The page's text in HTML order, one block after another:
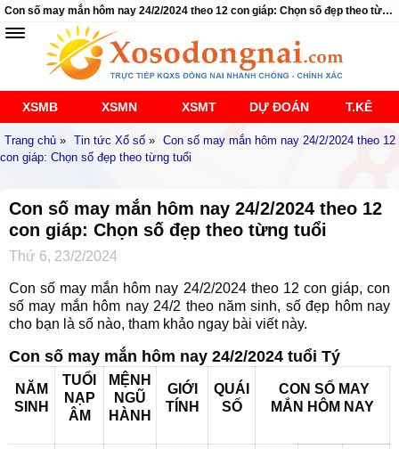
Con số may mắn hôm nay 24/2/2024 theo 12 con giáp: Chọn số đẹp theo từng tuổi
XSMB XSMN XSMT DỰ ĐOÁN T.KÊ
Trang chủ » Tin tức Xổ số » Con số may mắn hôm nay 24/2/2024 theo 12
con giáp: Chọn số đẹp theo từng tuổi
Con số may mắn hôm nay 24/2/2024 theo 12
con giáp: Chọn số đẹp theo từng tuổi
Thứ 6, 23/2/2024
Con số may mắn hôm nay 24/2/2024 theo 12 con giáp, con
số may mắn hôm nay 24/2 theo năm sinh, số đẹp hôm nay
cho bạn là số nào, tham khảo ngay bài viết này.
Con số may mắn hôm nay 24/2/2024 tuổi Tý
NĂM
SINH
TUỔI
NẠP
ÂM
MỆNH
NGŨ
HÀNH
GIỚI
TÍNH
QUÁI
SỐ
CON SỐ MAY
MẮN HÔM NAY